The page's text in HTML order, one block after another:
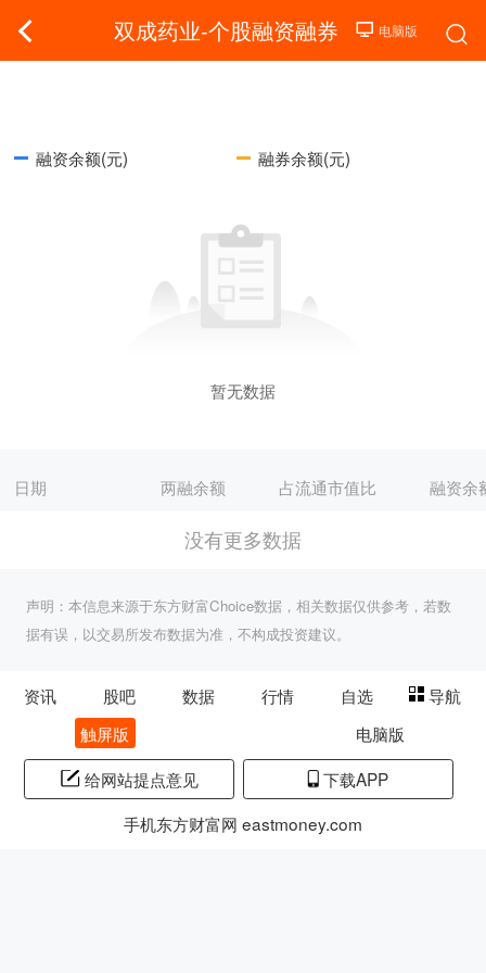
双成药业-个股融资融券
融资余额(元) 融券余额(元)
暂无数据
日期 两融余额 占流通市值比 融资余
没有更多数据
声明：本信息来源于东方财富Choice数据，相关数据仅供参考，若数
据有误，以交易所发布数据为准，不构成投资建议。
资讯 股吧 数据 行情 自选
导航
触屏版
电脑版
给网站提点意见
下载APP
手机东方财富网 eastmoney.com